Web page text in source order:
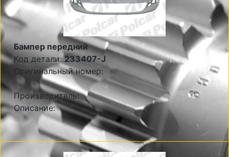
Бампер передний
Код детали:233407-J
Оригинальный номер:
Производитель:
Описание: